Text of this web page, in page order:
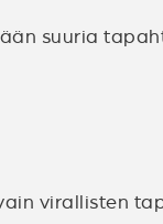
suuria
virallisten